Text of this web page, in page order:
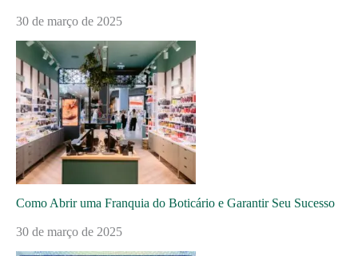
30 de março de 2025
Como Abrir uma Franquia do Boticário e Garantir Seu Sucesso
30 de março de 2025